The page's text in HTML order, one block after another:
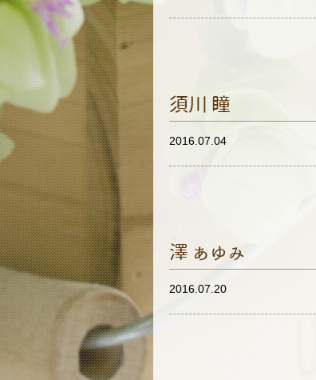
須川 瞳
2016.07.04
澤 あゆみ
2016.07.20